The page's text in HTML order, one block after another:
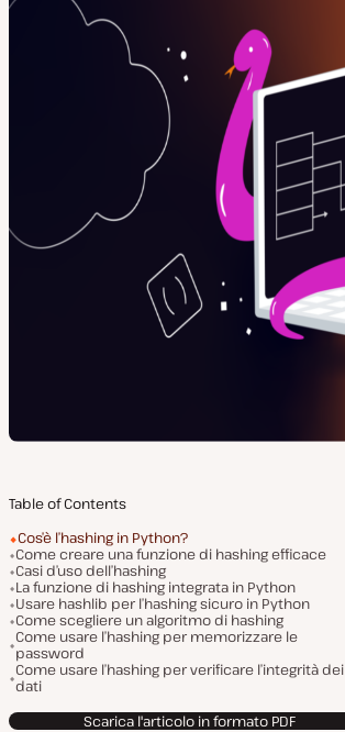
Table of Contents
Cos’è l’hashing in Python?
Come creare una funzione di hashing efficace
Casi d’uso dell’hashing
La funzione di hashing integrata in Python
Usare hashlib per l’hashing sicuro in Python
Come scegliere un algoritmo di hashing
Come usare l’hashing per memorizzare le
password
Come usare l’hashing per verificare l’integrità dei
dati
Scarica l'articolo in formato PDF